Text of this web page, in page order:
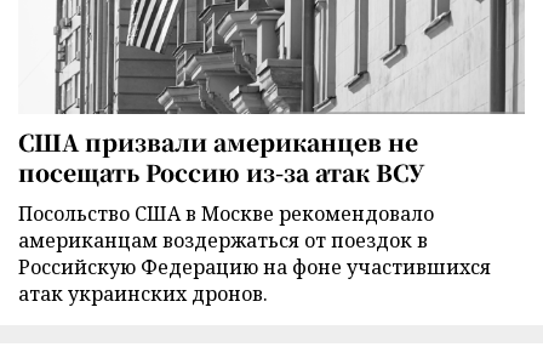
США призвали американцев не
посещать Россию из-за атак ВСУ
Посольство США в Москве рекомендовало
американцам воздержаться от поездок в
Российскую Федерацию на фоне участившихся
атак украинских дронов.